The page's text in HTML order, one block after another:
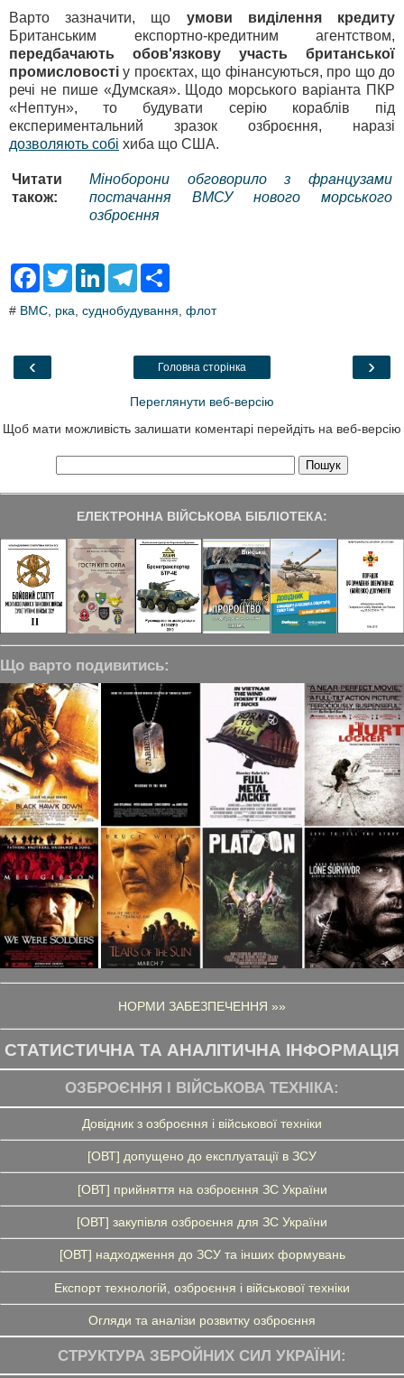
Варто зазначити, що умови виділення кредиту
Британським експортно-кредитним агентством,
передбачають обов'язкову участь британської
промисловості у проєктах, що фінансуються, про що до
речі не пише «Думская». Щодо морського варіанта ПКР
«Нептун», то будувати серію кораблів під
експериментальний зразок озброєння, наразі
дозволяють собі хиба що США.
Читати
також:
Міноборони обговорило з французами
постачання ВМСУ нового морського
озброєння
F
e
o
T
t
L
k
T
e
a
r
# ВМС рка суднобудування флот
‹ ›
Головна сторінка
Переглянути веб-версію
Щоб мати можливість залишати коментарі перейдіть на веб-версію
ЕЛЕКТРОННА ВІЙСЬКОВА БІБЛІОТЕКА:
Що варто подивитись:
НОРМИ ЗАБЕЗПЕЧЕННЯ »»
СТАТИСТИЧНА ТА АНАЛІТИЧНА ІНФОРМАЦІЯ
ОЗБРОЄННЯ І ВІЙСЬКОВА ТЕХНІКА:
Довідник з озброєння і військової техніки
[ОВТ] допущено до експлуатації в ЗСУ
[ОВТ] прийняття на озброєння ЗС України
[ОВТ] закупівля озброєння для ЗС України
[ОВТ] надходження до ЗСУ та інших формувань
Експорт технологій, озброєння і військової техніки
Огляди та аналізи розвитку озброєння
СТРУКТУРА ЗБРОЙНИХ СИЛ УКРАЇНИ: